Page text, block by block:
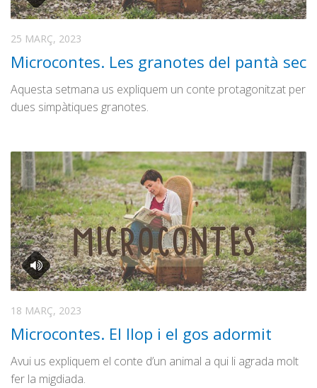
25 MARÇ, 2023
Microcontes. Les granotes del pantà sec
Aquesta setmana us expliquem un conte protagonitzat per
dues simpàtiques granotes.
18 MARÇ, 2023
Microcontes. El llop i el gos adormit
Avui us expliquem el conte d’un animal a qui li agrada molt
fer la migdiada.